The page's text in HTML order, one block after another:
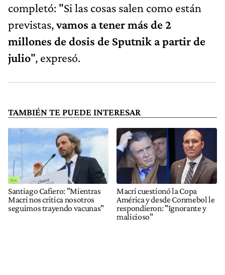
completó: "Si las cosas salen como están
previstas,vamos a tener más de 2
millones de dosis de Sputnik a partir de
julio", expresó.
TAMBIÉN TE PUEDE INTERESAR
Santiago Cafiero: "Mientras
Macri nos critica nosotros
seguimos trayendo vacunas"
Macri cuestionó la Copa
América y desde Conmebol le
respondieron: "Ignorante y
malicioso"